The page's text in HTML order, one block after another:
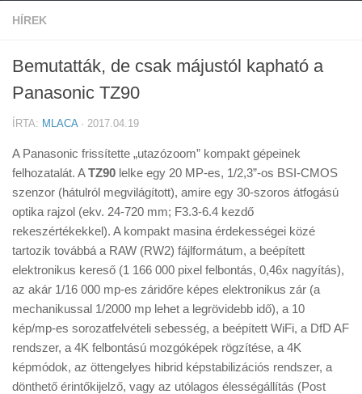
Hírek
Cikkek
Tudástár
Tanácsok
Érdekességek
Helyszíni Riport
E-BB
HÍREK
Bemutatták, de csak májustól kapható a
Panasonic TZ90
ÍRTA: MLACA· 2017.04.19
A Panasonic frissítette „utazózoom” kompakt gépeinek
felhozatalát. ATZ90 lelke egy 20 MP-es, 1/2,3”-os BSI-CMOS
szenzor (hátulról megvilágított), amire egy 30-szoros átfogású
optika rajzol (ekv. 24-720 mm; F3.3-6.4 kezdő
rekeszértékekkel). A kompakt masina érdekességei közé
tartozik továbbá a RAW (RW2) fájlformátum, a beépített
elektronikus kereső (1 166 000 pixel felbontás, 0,46x nagyítás),
az akár 1/16 000 mp-es záridőre képes elektronikus zár (a
mechanikussal 1/2000 mp lehet a legrövidebb idő), a 10
kép/mp-es sorozatfelvételi sebesség, a beépített WiFi, a DfD AF
rendszer, a 4K felbontású mozgóképek rögzítése, a 4K
képmódok, az öttengelyes hibrid képstabilizációs rendszer, a
dönthető érintőkijelző, vagy az utólagos élességállítás (Post